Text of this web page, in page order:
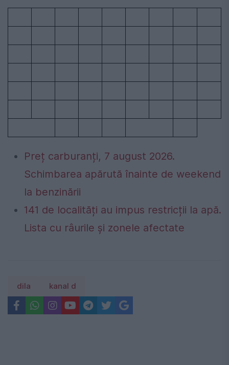
Preț carburanți, 7 august 2026.
Schimbarea apărută înainte de weekend
la benzinării
141 de localități au impus restricții la apă.
Lista cu râurile și zonele afectate
dila kanal d